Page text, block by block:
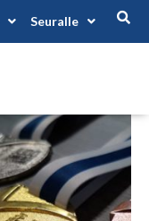
Seuralle